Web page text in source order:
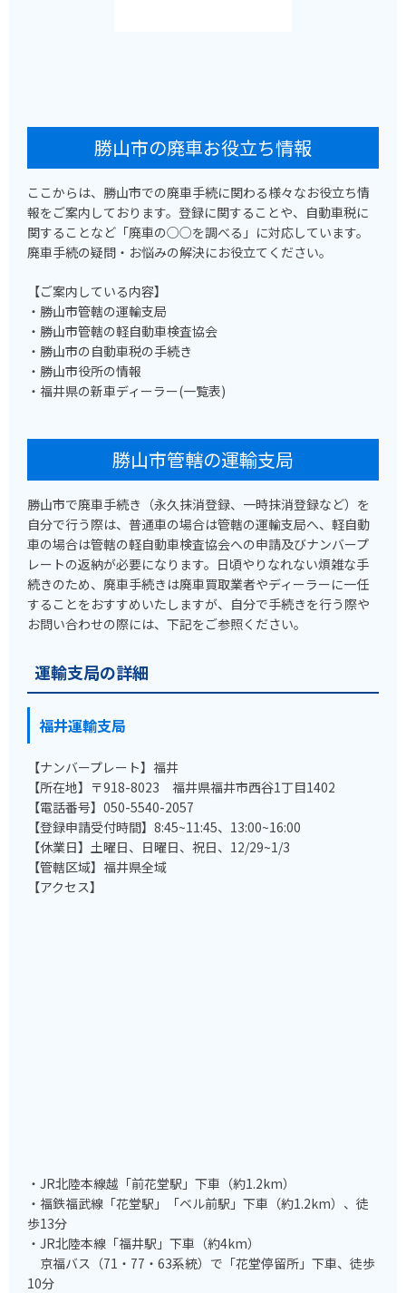
勝山市の廃車お役立ち情報
ここからは、勝山市での廃車手続に関わる様々なお役立ち情
報をご案内しております。登録に関することや、自動車税に
関することなど「廃車の○○を調べる」に対応しています。
廃車手続の疑問・お悩みの解決にお役立てください。
【ご案内している内容】
・勝山市管轄の運輸支局
・勝山市管轄の軽自動車検査協会
・勝山市の自動車税の手続き
・勝山市役所の情報
・福井県の新車ディーラー(一覧表)
勝山市管轄の運輸支局
勝山市で廃車手続き（永久抹消登録、一時抹消登録など）を
自分で行う際は、普通車の場合は管轄の運輸支局へ、軽自動
車の場合は管轄の軽自動車検査協会への申請及びナンバープ
レートの返納が必要になります。日頃やりなれない煩雑な手
続きのため、廃車手続きは廃車買取業者やディーラーに一任
することをおすすめいたしますが、自分で手続きを行う際や
お問い合わせの際には、下記をご参照ください。
運輸支局の詳細
福井運輸支局
【ナンバープレート】福井
【所在地】〒918-8023 福井県福井市西谷1丁目1402
【電話番号】050-5540-2057
【登録申請受付時間】8:45~11:45、13:00~16:00
【休業日】土曜日、日曜日、祝日、12/29~1/3
【管轄区域】福井県全域
【アクセス】
・JR北陸本線越「前花堂駅」下車（約1.2km）
・福鉄福武線「花堂駅」「ベル前駅」下車（約1.2km）、徒
歩13分
・JR北陸本線「福井駅」下車（約4km）
京福バス（71・77・63系統）で「花堂停留所」下車、徒歩
10分